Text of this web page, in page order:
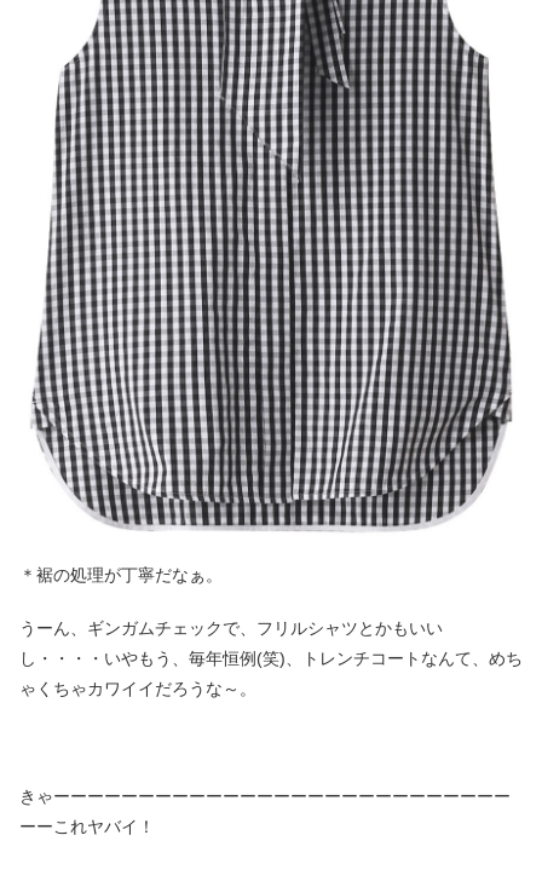
＊裾の処理が丁寧だなぁ。
うーん、ギンガムチェックで、フリルシャツとかもいい
し・・・・いやもう、毎年恒例(笑)、トレンチコートなんて、めち
ゃくちゃカワイイだろうな～。
きゃーーーーーーーーーーーーーーーーーーーーーーーーーーー
ーーこれヤバイ！